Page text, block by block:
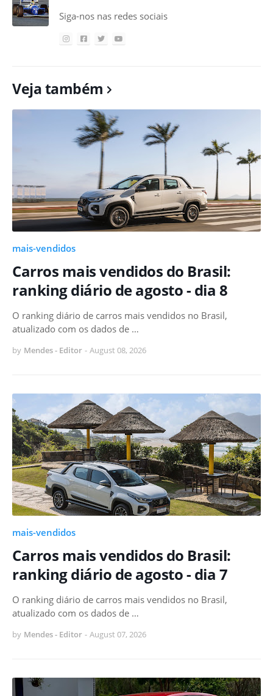
Siga-nos nas redes sociais
Veja também
mais-vendidos
Carros mais vendidos do Brasil:
ranking diário de agosto - dia 8
O ranking diário de carros mais vendidos no Brasil,
atualizado com os dados de …
by Mendes - Editor - August 08, 2026
mais-vendidos
Carros mais vendidos do Brasil:
ranking diário de agosto - dia 7
O ranking diário de carros mais vendidos no Brasil,
atualizado com os dados de …
by Mendes - Editor - August 07, 2026